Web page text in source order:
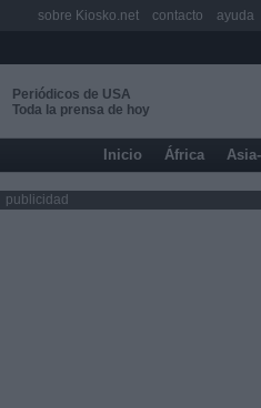
Periódicos de USA
Toda la prensa de hoy
Inicio África
publicidad
sobre Kiosko.net contacto ayuda